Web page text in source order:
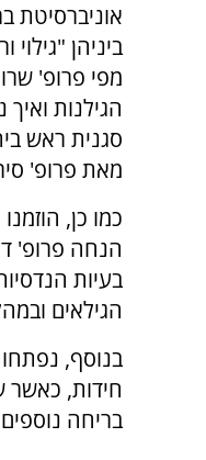
אוניברסיטת
ביניהן
מפי פרופ'
הגילנות
סגנית ראש
מאת פרופ'
כמו כן,
הנחה פרופ'
הגילאים
בנוסף,
חידות, כאשר
בריחה